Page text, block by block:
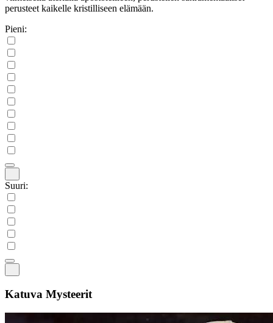
perusteet kaikelle kristilliseen elämään.
Pieni:
Suuri:
Katuva Mysteerit